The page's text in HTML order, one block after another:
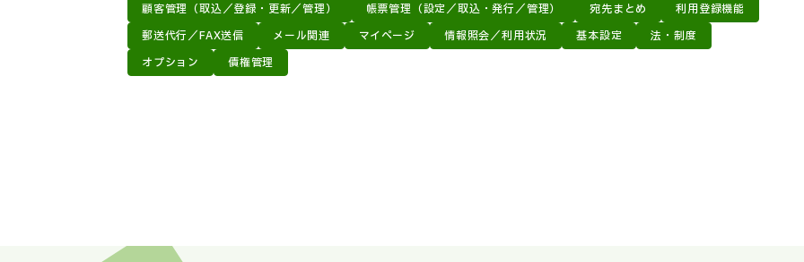
顧客管理（取込／登録・更新／管理） 帳票管理（設定／取込・発行／管理） 宛先まとめ
利用登録機能
郵送代行／FAX送信
メール関連 マイページ 情報照会／利用状況 基本設定
法・制度
オプション
債権管理